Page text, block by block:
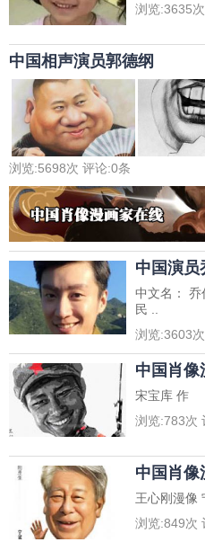
浏览:3635
中国相声演员郭德纲
浏览:5698次 评论:0条
中国演员
中文名： 乔
民 ..
浏览:3603
中国肖像
宋宝库 作
浏览:783次
中国肖像
王心刚漫像
浏览:849次